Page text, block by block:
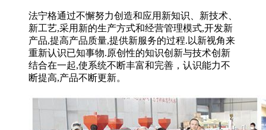
法宁格通过不懈努力创造和应用新知识、新技术、
新工艺,采用新的生产方式和经营管理模式,开发新
产品,提高产品质量,提供新服务的过程.以新视角来
重新认识已知事物.原创性的知识创新与技术创新
结合在一起,使系统不断丰富和完善，认识能力不
断提高,产品不断更新。